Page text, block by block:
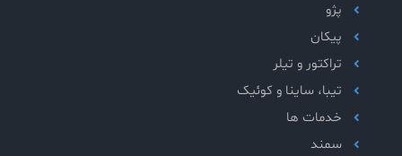
پژو
پیکان
تراکتور و تیلر
تیبا، ساینا و کوئیک
خدمات ها
سمند